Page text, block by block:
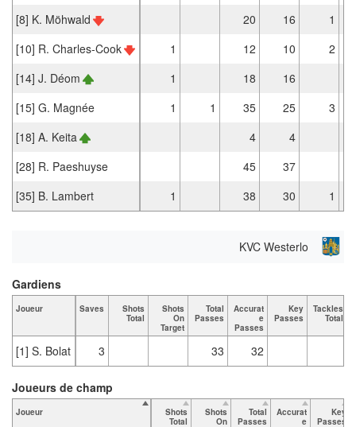
[8] K. Möhwald
20 16
1
[10] R. Charles-Cook
1 12 10
2
[14] J. Déom
1 18
16
[15] G. Magnée
1 1 35 25
3
[18] A. Keita
4
4
[28] R. Paeshuyse
45
37
[35] B. Lambert
1 38 30 1
KVC Westerlo
Joueur Saves
Shots
Total
Shots
On
Target
Total
Passes
Accurat
e
Passes
Key
Passes
Tackles
Total
[1] S. Bolat 3 33 32
Gardiens
Joueur
Shots
Total
Shots
On
Total
Passes
Accurat
e
Key
Passes
Joueurs de champ